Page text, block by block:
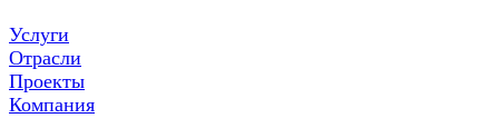
Услуги
Отрасли
Проекты
Компания